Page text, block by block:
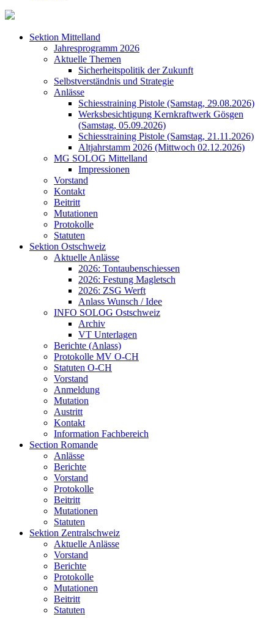
Sektion Mittelland
Jahresprogramm 2026
Aktuelle Themen
Sicherheitspolitik der Zukunft
Selbstverständnis und Strategie
Anlässe
Schiesstraining Pistole (Samstag, 29.08.2026)
Werksbesichtigung Kernkraftwerk Gösgen
(Samstag, 05.09.2026)
Schiesstraining Pistole (Samstag, 21.11.2026)
Altjahrstamm 2026 (Mittwoch 02.12.2026)
MG SOLOG Mittelland
Impressionen
Vorstand
Kontakt
Beitritt
Mutationen
Protokolle
Statuten
Sektion Ostschweiz
Aktuelle Anlässe
2026: Tontaubenschiessen
2026: Festung Magletsch
2026: ZSG Werft
Anlass Wunsch / Idee
INFO SOLOG Ostschweiz
Archiv
VT Unterlagen
Berichte (Anlass)
Protokolle MV O-CH
Statuten O-CH
Vorstand
Anmeldung
Mutation
Austritt
Kontakt
Information Fachbereich
Section Romande
Anlässe
Berichte
Vorstand
Protokolle
Beitritt
Mutationen
Statuten
Sektion Zentralschweiz
Aktuelle Anlässe
Vorstand
Berichte
Protokolle
Mutationen
Beitritt
Statuten